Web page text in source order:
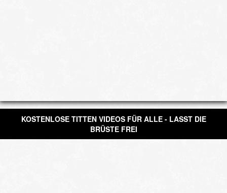
KOSTENLOSE TITTEN VIDEOS FÜR ALLE - LASST DIE
BRÜSTE FREI